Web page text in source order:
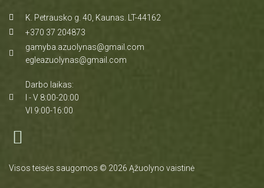
K. Petrausko g. 40, Kaunas. LT-44162
+370 37 204873
gamyba.azuolynas@gmail.com
egleazuolynas@gmail.com
Darbo laikas:
I - V 8:00-20:00
VI 9:00-16:00
Visos teisės saugomos © 2026 Ąžuolyno vaistinė